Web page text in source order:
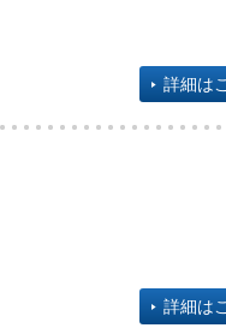
詳細は
詳細は